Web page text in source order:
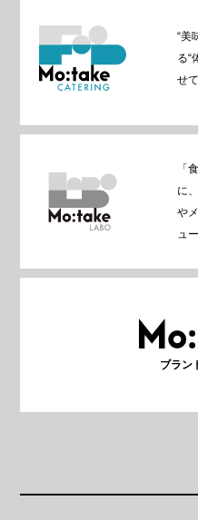
“美
る“
せ
「
に
や
ュ
ブラン